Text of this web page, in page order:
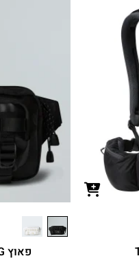
פאוץ BASE CAMP BUM BAG